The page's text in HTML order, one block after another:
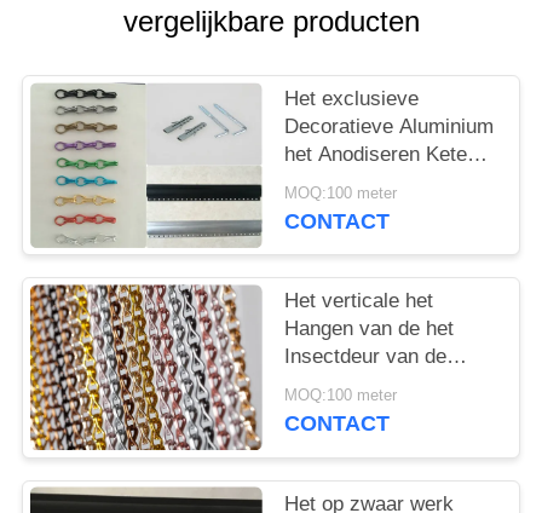
vergelijkbare producten
Het exclusieve
Decoratieve Aluminium
het Anodiseren Keten
Scherm 24 X12 x 8mm
van de Deurvlieg
MOQ:100 meter
CONTACT
Het verticale het
Hangen van de het
Insectdeur van de
Aluminiumketting het
Gordijn van het de
Anodiseren
MOQ:100 meter
CONTACT
Het op zwaar werk